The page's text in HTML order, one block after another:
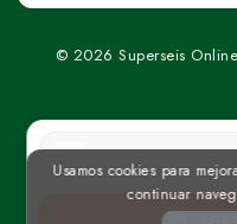
© 2026 Superseis
Usamos cookies para
continuar